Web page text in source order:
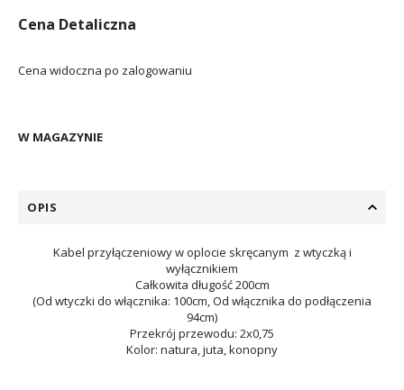
Cena Detaliczna
Cena widoczna po zalogowaniu
W MAGAZYNIE
OPIS
Kabel przyłączeniowy w oplocie skręcanym z wtyczką i
wyłącznikiem
Całkowita długość 200cm
(Od wtyczki do włącznika: 100cm, Od włącznika do podłączenia
94cm)
Przekrój przewodu: 2x0,75
Kolor: natura, juta, konopny